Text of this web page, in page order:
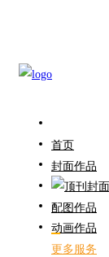
首页
封面作品
配图作品
动画作品
更多服务